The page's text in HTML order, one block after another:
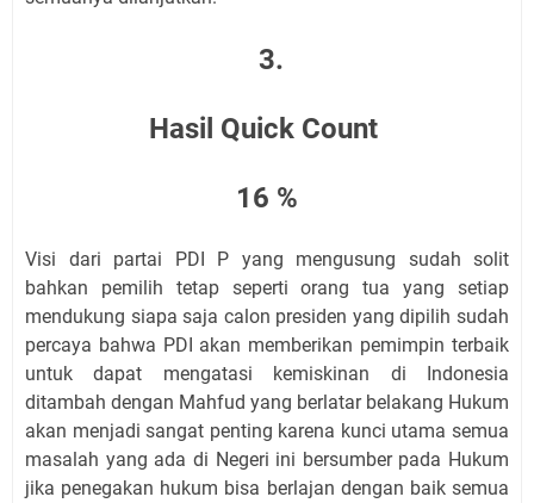
3.
Hasil Quick Count
16 %
Visi dari partai PDI P yang mengusung sudah solit
bahkan pemilih tetap seperti orang tua yang setiap
mendukung siapa saja calon presiden yang dipilih sudah
percaya bahwa PDI akan memberikan pemimpin terbaik
untuk dapat mengatasi kemiskinan di Indonesia
ditambah dengan Mahfud yang berlatar belakang Hukum
akan menjadi sangat penting karena kunci utama semua
masalah yang ada di Negeri ini bersumber pada Hukum
jika penegakan hukum bisa berlajan dengan baik semua